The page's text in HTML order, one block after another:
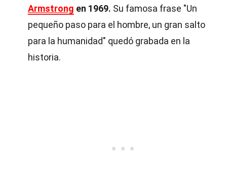
Armstrong en 1969. Su famosa frase "Un
pequeño paso para el hombre, un gran salto
para la humanidad" quedó grabada en la
historia.